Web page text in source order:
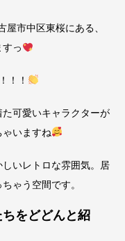
屋市中区東桜にある、
っ
！！！
可愛いキャラクターが
いますね
いレトロな雰囲気。居
ゃう空間です。
をどどんと紹